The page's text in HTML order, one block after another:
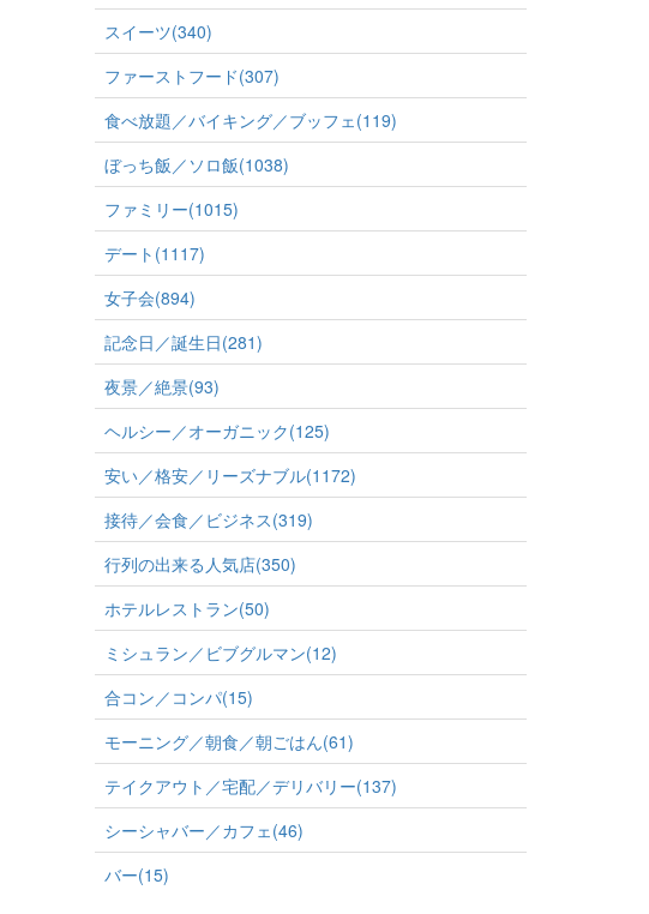
スイーツ(340)
ファーストフード(307)
食べ放題／バイキング／ブッフェ(119)
ぼっち飯／ソロ飯(1038)
ファミリー(1015)
デート(1117)
女子会(894)
記念日／誕生日(281)
夜景／絶景(93)
ヘルシー／オーガニック(125)
安い／格安／リーズナブル(1172)
接待／会食／ビジネス(319)
行列の出来る人気店(350)
ホテルレストラン(50)
ミシュラン／ビブグルマン(12)
合コン／コンパ(15)
モーニング／朝食／朝ごはん(61)
テイクアウト／宅配／デリバリー(137)
シーシャバー／カフェ(46)
バー(15)